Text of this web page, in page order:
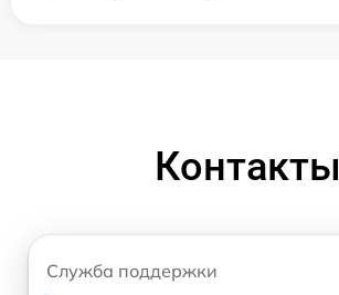
Контакты
Служба поддержки